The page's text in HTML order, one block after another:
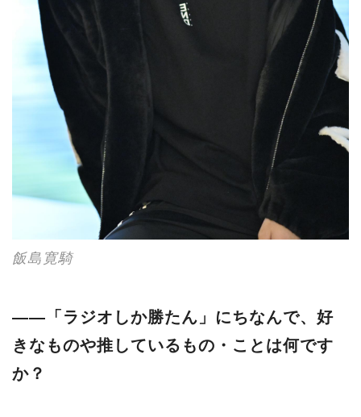
飯島寛騎
――「ラジオしか勝たん」にちなんで、好
きなものや推しているもの・ことは何です
か？